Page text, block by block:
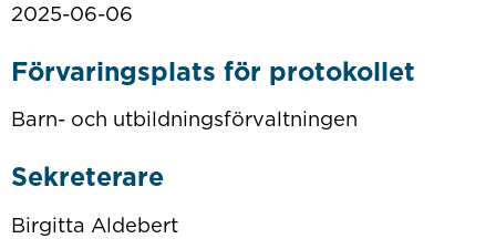
2025-06-06
Förvaringsplats för protokollet
Barn- och utbildningsförvaltningen
Sekreterare
Birgitta Aldebert